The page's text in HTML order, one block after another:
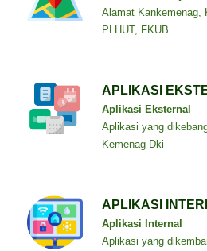
Alamat Kankemenag,
PLHUT, FKUB
APLIKASI
Aplikasi Eksternal
Aplikasi yang
Kemenag Dki
APLIKASI
Aplikasi Internal
Aplikasi yang